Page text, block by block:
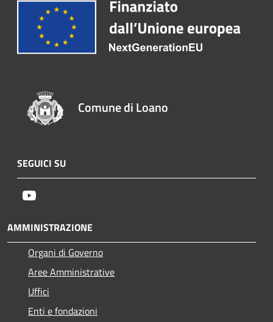
Comune di Loano
SEGUICI SU
AMMINISTRAZIONE
Organi di Governo
Aree Amministrative
Uffici
Enti e fondazioni